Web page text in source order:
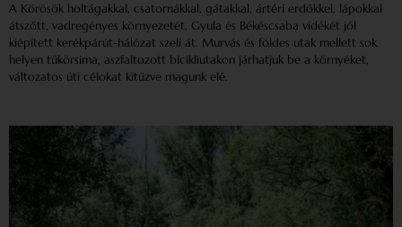
A Körösök holtágakkal, csatornákkal, gátakkal, ártéri erdőkkel, lápokkal
átszőtt, vadregényes környezetét, Gyula és Békéscsaba vidékét jól
kiépített kerékpárút-hálózat szeli át. Murvás és földes utak mellett sok
helyen tükörsima, aszfaltozott bicikliutakon járhatjuk be a környéket,
változatos úti célokat kitűzve magunk elé.